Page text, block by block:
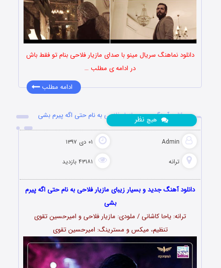
دانلود نماهنگ سریال مینو با صدای مازیار فلاحی بنام تو فقط باش
در ادامه ی مطلب …
ادامه مطلب
دانلود آهنگ جدید مازیار فلاحی به نام حتی اگه پیرم بشی
Admin ۰۱ دی ۱۳۹۷
ترانه ۴۳۱۸۱ بازدید
هیچ نظر
دانلود آهنگ جدید و بسیار زیبای مازیار فلاحی به نام حتی اگه پیرم
بشی
ترانه: یاحا کاشانی / ملودی: مازیار فلاحی و امیرحسین تقوی
تنظیم، میکس و مسترینگ: امیرحسین تقوی